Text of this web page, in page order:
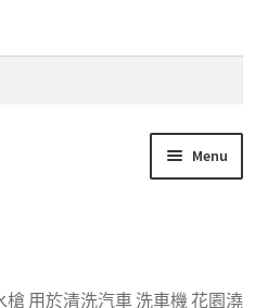
Menu
槍 用於清洗汽車 洗車機 花園澆